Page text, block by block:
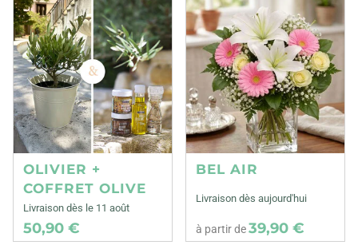
OLIVIER +
COFFRET OLIVE
Livraison dès le 11 août
50,90 €
BEL AIR
Livraison dès aujourd'hui
à partir de39,90 €